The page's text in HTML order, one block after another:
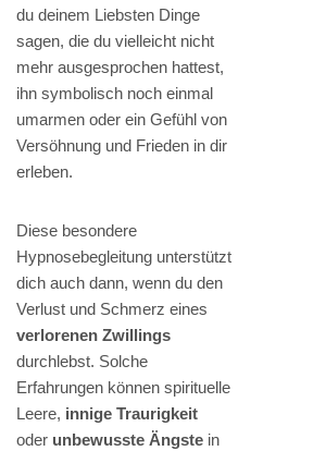
du deinem Liebsten Dinge
sagen, die du vielleicht nicht
mehr ausgesprochen hattest,
ihn symbolisch noch einmal
umarmen oder ein Gefühl von
Versöhnung und Frieden in dir
erleben.
Diese besondere
Hypnosebegleitung unterstützt
dich auch dann, wenn du den
Verlust und Schmerz eines
verlorenen Zwillings
durchlebst. Solche
Erfahrungen können spirituelle
Leere, innige Traurigkeit
oder unbewusste Ängste in